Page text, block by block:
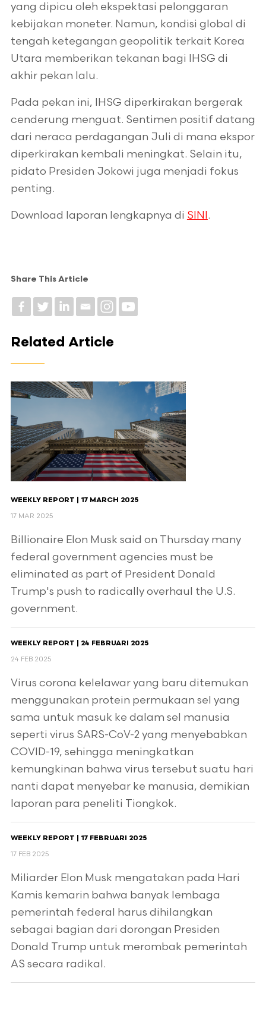
yang dipicu oleh ekspektasi pelonggaran
kebijakan moneter. Namun, kondisi global di
tengah ketegangan geopolitik terkait Korea
Utara memberikan tekanan bagi IHSG di
akhir pekan lalu.
Pada pekan ini, IHSG diperkirakan bergerak
cenderung menguat. Sentimen positif datang
dari neraca perdagangan Juli di mana ekspor
diperkirakan kembali meningkat. Selain itu,
pidato Presiden Jokowi juga menjadi fokus
penting.
Download laporan lengkapnya di SINI .
Share This Article
Related Article
WEEKLY REPORT | 17 MARCH 2025
17 MAR 2025
Billionaire Elon Musk said on Thursday many
federal government agencies must be
eliminated as part of President Donald
Trump's push to radically overhaul the U.S.
government.
WEEKLY REPORT | 24 FEBRUARI 2025
24 FEB 2025
Virus corona kelelawar yang baru ditemukan
menggunakan protein permukaan sel yang
sama untuk masuk ke dalam sel manusia
seperti virus SARS-CoV-2 yang menyebabkan
COVID-19, sehingga meningkatkan
kemungkinan bahwa virus tersebut suatu hari
nanti dapat menyebar ke manusia, demikian
laporan para peneliti Tiongkok.
WEEKLY REPORT | 17 FEBRUARI 2025
17 FEB 2025
Miliarder Elon Musk mengatakan pada Hari
Kamis kemarin bahwa banyak lembaga
pemerintah federal harus dihilangkan
sebagai bagian dari dorongan Presiden
Donald Trump untuk merombak pemerintah
AS secara radikal.